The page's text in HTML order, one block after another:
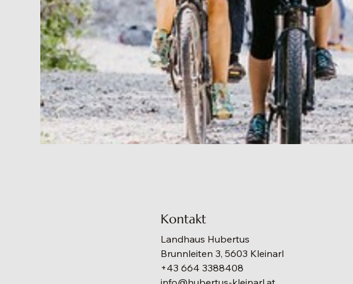
Kontakt
Landhaus Hubertus
Brunnleiten 3, 5603 Kleinarl
+43 664 3388408